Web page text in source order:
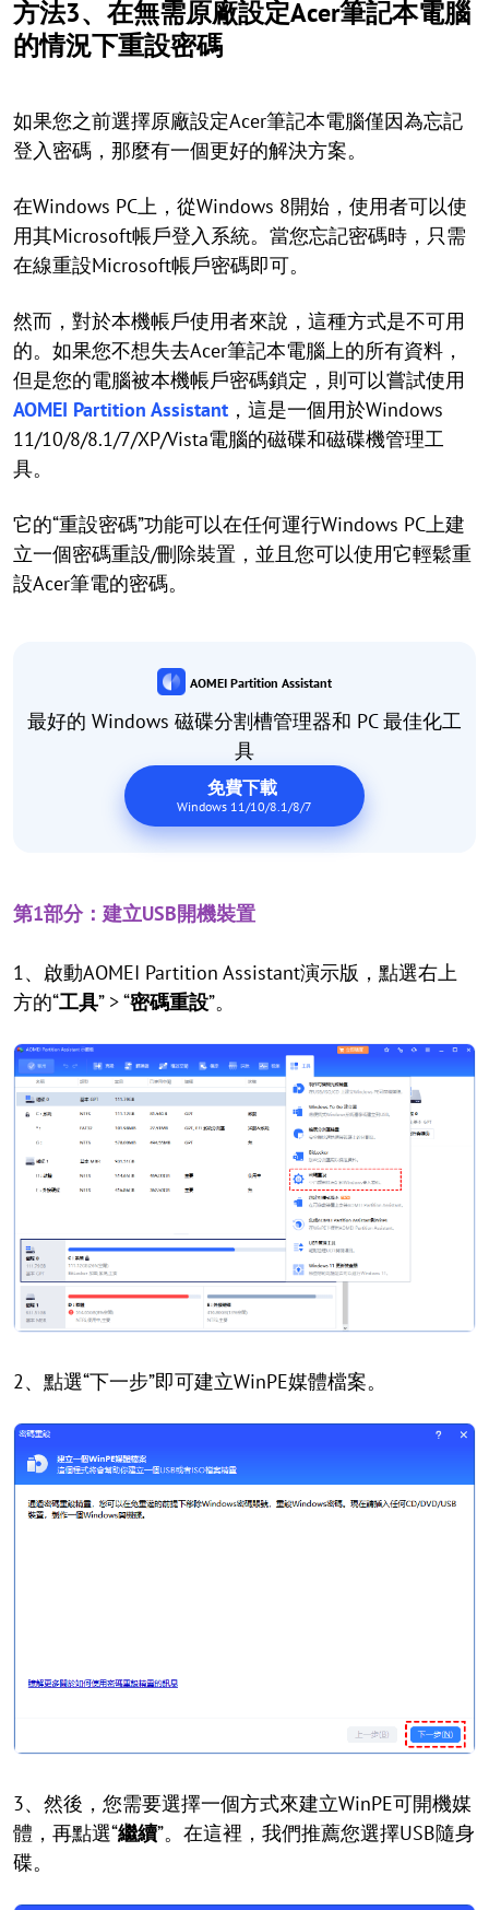
方法3、在無需原廠設定Acer筆記本電腦
的情況下重設密碼
如果您之前選擇原廠設定Acer筆記本電腦僅因為忘記
登入密碼，那麼有一個更好的解決方案。
在Windows PC上，從Windows 8開始，使用者可以使
用其Microsoft帳戶登入系統。當您忘記密碼時，只需
在線重設Microsoft帳戶密碼即可。
然而，對於本機帳戶使用者來說，這種方式是不可用
的。如果您不想失去Acer筆記本電腦上的所有資料，
但是您的電腦被本機帳戶密碼鎖定，則可以嘗試使用
AOMEI Partition Assistant ，這是一個用於Windows
11/10/8/8.1/7/XP/Vista電腦的磁碟和磁碟機管理工
具。
它的“重設密碼”功能可以在任何運行Windows PC上建
立一個密碼重設/刪除裝置，並且您可以使用它輕鬆重
設Acer筆電的密碼。
AOMEI Partition Assistant
最好的 Windows 磁碟分割槽管理器和 PC 最佳化工
具
免費下載
Windows 11/10/8.1/8/7
第1部分：建立USB開機裝置
1、啟動AOMEI Partition Assistant演示版，點選右上
方的“工具” > “密碼重設”。
2、點選“下一步”即可建立WinPE媒體檔案。
3、然後，您需要選擇一個方式來建立WinPE可開機媒
體，再點選“繼續”。在這裡，我們推薦您選擇USB隨身
碟。